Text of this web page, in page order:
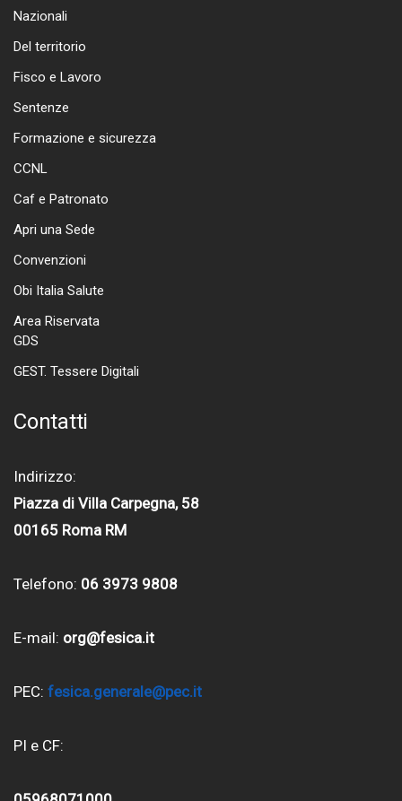
Nazionali
Del territorio
Fisco e Lavoro
Sentenze
Formazione e sicurezza
CCNL
Caf e Patronato
Apri una Sede
Convenzioni
Obi Italia Salute
Area Riservata
GDS
GEST. Tessere Digitali
Contatti
Indirizzo:
Piazza di Villa Carpegna, 58
00165 Roma RM
Telefono: 06 3973 9808
E-mail: org@fesica.it
PEC: fesica.generale@pec.it
PI e CF: